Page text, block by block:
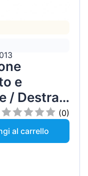
e
/ Destra /
(0)
al carrello